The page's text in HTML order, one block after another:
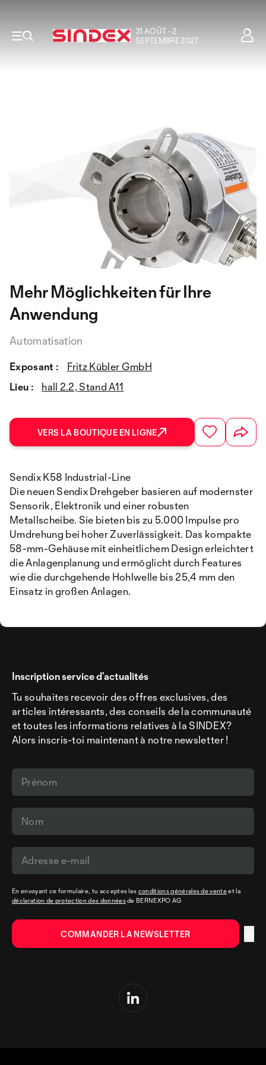
31 AOÛT - 2
SEPTEMBRE 2027
Mehr Möglichkeiten für Ihre
Anwendung
Automatisation
Exposant :
Fritz Kübler GmbH
Lieu :
hall 2.2, Stand A11
VERS LA BOUTIQUE EN LIGNE
Sendix K58 Industrial-Line
Die neuen Sendix Drehgeber basieren auf modernster
Sensorik, Elektronik und einer robusten
Metallscheibe. Sie bieten bis zu 5.000 Impulse pro
Umdrehung bei hoher Zuverlässigkeit. Das kompakte
58-mm-Gehäuse mit einheitlichem Design erleichtert
die Anlagenplanung und ermöglicht durch Features
wie die durchgehende Hohlwelle bis 25,4 mm den
Einsatz in großen Anlagen.
Inscription service d’actualités
Tu souhaites recevoir des offres exclusives, des
articles intéressants, des conseils de la communauté
et toutes les informations relatives à la SINDEX?
Alors inscris-toi maintenant à notre newsletter !
En envoyant ce formulaire, tu acceptes les conditions générales de venteet la
déclaration de protection des donnéesde BERNEXPO AG